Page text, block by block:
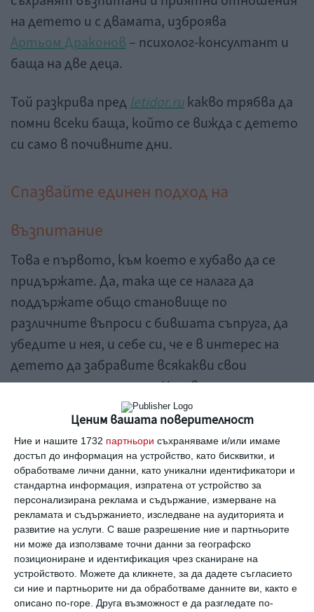
Ценим вашата поверителност
Ние и нашите 1732 партньори съхраняваме и/или имаме
достъп до информация на устройство, като бисквитки, и
обработваме лични данни, като уникални идентификатори и
стандартна информация, изпратена от устройство за
персонализирана реклама и съдържание, измерване на
рекламата и съдържанието, изследване на аудиторията и
развитие на услуги. С ваше разрешение ние и партньорите
ни може да използваме точни данни за географско
позициониране и идентификация чрез сканиране на
устройството. Можете да кликнете, за да дадете съгласието
си ние и партньорите ни да обработваме данните ви, както е
описано по-горе. Друга възможност е да разгледате по-
на детето и с двамата, изброява
Артьом Драконов– психолог-консултант и
баща на две деца.
Той разкрива предletidor.ru какво трябва да
помни всеки баща, който се вижда с детето
си само в почивните дни.
Спазвайте единен подход на
възпитание
Това е първото, към което е хубаво да се
придържате. Да, така ще се налага да
поддържате общо становище по
различните въпроси с бившата съпруга, да
убедите и нея, и себе си, че е в интерес на
детето да забравите всякакви свои
предишни разногласия. Независимо, че
двамата не сте съумели да останете заедно
и да запазите връзката си, раздялата не
отменя вашите роли на родители.
Много е важно да не давате негативни
оценки за майката пред детето – всичко,
което кажете и правите, не бива да внася
напрежение, за да не породите вътрешен
конфликт и противоречия у него. То може да
се пита защо родителите му реагират